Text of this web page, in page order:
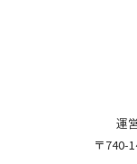
運
〒740-